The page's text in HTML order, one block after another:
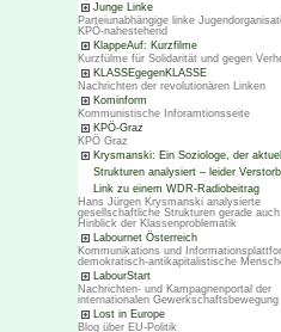
Junge Linke
Parteiunabhängige linke
KPÖ-nahestehend
KlappeAuf: Kurzfilme
Kurzfülme für Solidarität und gegen
KLASSEgegenKLASSE
Nachrichten der revolutionären Linken
Kominform
Kommunistische Inforamtionsseite
KPÖ-Graz
KPÖ Graz
Krysmanski: Ein Soziologe, der
Strukturen analysiert – leider
Link zu einem WDR-Radiobeitrag
Hans Jürgen Krysmanski analysierte
gesellschaftliche Strukturen gerade auch
Hinblick der Klassenproblematik
Labournet Österreich
Kommunikations und
demokratisch-antikapitalistische
LabourStart
Nachrichten- und Kampagnenportal der
internationalen Gewerkschaftsbewegung
Lost in Europe
Blog über EU-Politik